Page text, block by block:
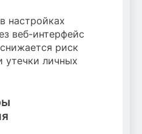
настройках
веб-интерфейс
риск
утечки личных